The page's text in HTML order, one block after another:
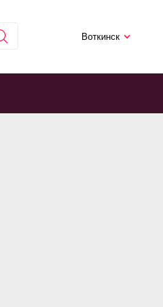
Воткинск